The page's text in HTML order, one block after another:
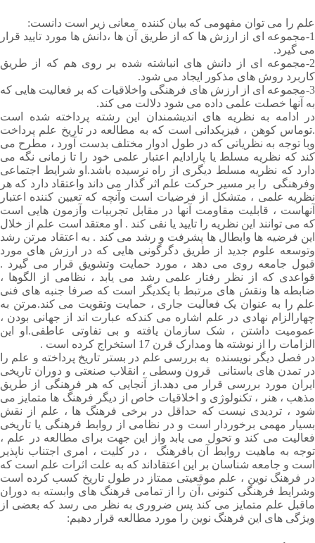
علم را می توان مفهومی که بیان کننده معانی زیر است دانست:
1-مجموعه ای از ارزش ها که از طریق آن ها ،دانش ها مورد تایید قرار
می گیرد.
2-مجموعه ای از دانش های انباشته شده بر روی هم که از طریق
کاربرد روش های مذکور ایجاد می شود.
3-مجموعه ای از ارزش های فرهنگی واخلاقیات که بر فعالیت هایی که
به آنها خصلت علمی داده می شود دلالت می کند.
در ادامه به نظریه های اندیشمندان این رشته پرداخته شده است
.توماس کوهن ، فیزیکدانی است که به مطالعه در تاریخ علم پرداخت
وبا توجه به نظریاتی که در طول ادوار مختلف بدست آورد ، مطرح می
کند که نظریه مسلط یا پارادایم اعتبار علمی خود را تا زمانی نگه می
دارد که نظریه مسلط دیگری از راه نرسیده باشد.او شرایط اجتماعی
وفرهنگی را بر مسیر حرکت علم اثر گذار می داند واعتقاد دارد که هر
نظریه علمی ، متشکل از فرضیات است وآنچه که تعیین کننده اعتبار
آنهاست ، قابلیت مقاومت آنها در مقابل تجربیات وآزمون هایی است
که می توانند این نظریه را تایید یا نفی کند . او معتقد است علم از خلال
این فرضیه ها وابطال ها پشرفت و رشد می کند . به اعتقاد مرتن رشد
وتوسعه علوم جدید از طریق دگرگونی هایی که در ارزش های مورد
قبول جامعه روی می دهد ، مورد حمایت وتشویق قرار می گیرد .
قواعدی که از نظر رفتار علمی رشد می یابد ، نظامی از الگوها ،
ضابطه ها ونقش های مرتبط با یکدیگر است که صرفا جنبه های فنی
علم را به عنوان یک فعالیت جاری ، حمایت وتقویت می کند.مرتن به
چهارالزام نهادی در علم اشاره می کندکه عبارت اند از جهانی بودن ،
عمومیت داشتن ، شک سازمان یافته و بی تفاوتی عاطفی.او این
الزامات را از نوشته ها ومدارک قرن 17 استخراج کرده است .
در فصل دیگر نویسنده به بررسی علم در بستر تاریخ پرداخته و علم را
در تمدن های باستانی قرون وسطی ، انقلاب صنعتی و دوران تاریخی
ایران مورد بررسی قرار می دهد.از آنجایی که هر فرهنگی از طریق
مذهب ، هنر ، تکنولوژی و اخلاقیات خاص از دیگر فرهنگ ها متمایز می
شود ، تردیدی نیست که حداقل در برخی فرهنگ ها ، علم از نقش
بسیار مهمی برخوردار است و در نظامی از روابط فرهنگی یا تاریخی
فعالیت می کند و تحول می یابد واز این جهت برای مطالعه در علم ،
توجه به ماهیت روابط آن بافرهنگ ، در کلیت ، امری اجتناب ناپذیر
است و جامعه شناسان بر این اعتقاداند که به علت اثرات علم است که
در فرهنگ نوین ، علم موقعیتی ممتاز در طول تاریخ کسب کرده است
وشرایط فرهنگی کنونی ،آن را از تمامی فرهنگ های وابسته به دوران
ماقبل علم متمایز می کند پس ضروری به نظر می رسد که بعضی از
ویژگی های این فرهنگ نوین را مورد مطالعه قرار دهیم: